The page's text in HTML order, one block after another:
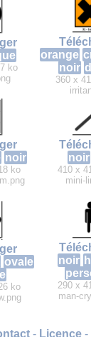
ko
orange
noir
360 x
noir
ko
noir
410 x
mini-
ovale
ko
noir
290 x
man-
- Licence-